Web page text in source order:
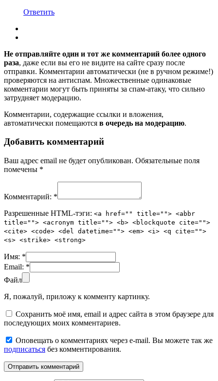
Ответить
Не отправляйте один и тот же комментарий более одного
раза, даже если вы его не видите на сайте сразу после
отправки. Комментарии автоматически (не в ручном режиме!)
проверяются на антиспам. Множественные одинаковые
комментарии могут быть приняты за спам-атаку, что сильно
затрудняет модерацию.
Комментарии, содержащие ссылки и вложения,
автоматически помещаются в очередь на модерацию.
Добавить комментарий
Ваш адрес email не будет опубликован. Обязательные поля
помечены *
Комментарий: *
Разрешенные HTML-тэги: <a href="" title=""> <abbr
title=""> <acronym title=""> <b> <blockquote cite="">
<cite> <code> <del datetime=""> <em> <i> <q cite="">
<s> <strike> <strong>
Имя: *
Email: *
Файл
Я, пожалуй, приложу к комменту картинку.
Сохранить моё имя, email и адрес сайта в этом браузере для
последующих моих комментариев.
Оповещать о комментариях через e-mail. Вы можете так же
подписаться без комментирования.